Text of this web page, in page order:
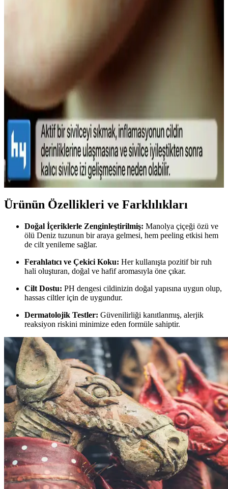
Lykd Makyaj Sabitleyici Sprey: Gün Boyu Tazelik
ve Doğal Görünüm Sağlayan Hafif Formül
Lykd makyaj sabitleyici spreyi, hafif yapısı ve yüksek
performansıyla makyajın gün boyunca taze ve doğal kalmasını
Sivilce Tedavi Yöntemleri: Doğal ve Medikal
Yaklaşımlarla Cilt Bakımı
Sivilce tedavisinde doğal ve medikal yöntemleri, dikkat edilmesi
gerekenleri ve cilt sağlığını koruma yollarını öğrenin.
Ürünün Özellikleri ve Farklılıkları
Doğal İçeriklerle Zenginleştirilmiş: Manolya çiçeği özü ve
ölü Deniz tuzunun bir araya gelmesi, hem peeling etkisi hem
de cilt yenileme sağlar.
Ferahlatıcı ve Çekici Koku: Her kullanışta pozitif bir ruh
hali oluşturan, doğal ve hafif aromasıyla öne çıkar.
Cilt Dostu: PH dengesi cildinizin doğal yapısına uygun olup,
hassas ciltler için de uygundur.
Dermatolojik Testler: Güvenilirliği kanıtlanmış, alerjik
reaksiyon riskini minimize eden formüle sahiptir.